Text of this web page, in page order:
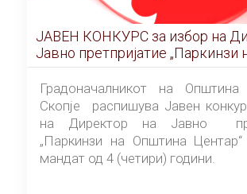
ЈАВЕН КОНКУРС за избор на Директор на
Јавно претпријатие „Паркинзи на Општина
Центар“ – Скопје
Градоначалникот на
Скопје распишува Јавен
на Директор на Јавно
„Паркинзи на Општина Центар“
мандат од 4 (четири) години.